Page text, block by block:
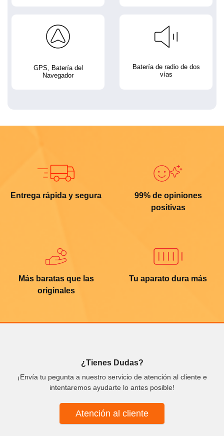
GPS, Batería del
Navegador
Batería de radio de dos
vías
Entrega rápida y segura
99% de opiniones
positivas
Más baratas que las
originales
Tu aparato dura más
¿Tienes Dudas?
¡Envía tu pegunta a nuestro servicio de atención al cliente e
intentaremos ayudarte lo antes posible!
Atención al cliente